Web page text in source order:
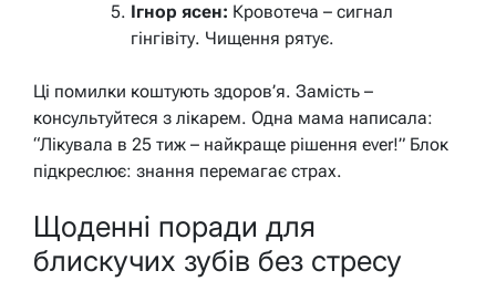
Ігнор ясен: Кровотеча – сигнал
гінгівіту. Чищення рятує.
Ці помилки коштують здоров’я. Замість –
консультуйтеся з лікарем. Одна мама написала:
“Лікувала в 25 тиж – найкраще рішення ever!” Блок
підкреслює: знання перемагає страх.
Щоденні поради для
блискучих зубів без стресу